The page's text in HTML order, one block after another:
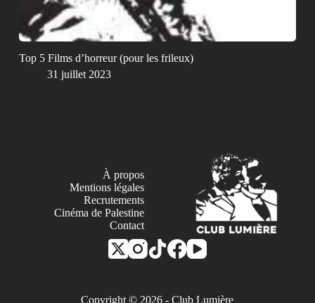
Top 5 Films d’horreur (pour les frileux)
31 juillet 2023
À propos
Mentions légales
Recrutements
Cinéma de Palestine
Contact
Copyright © 2026 - Club Lumière